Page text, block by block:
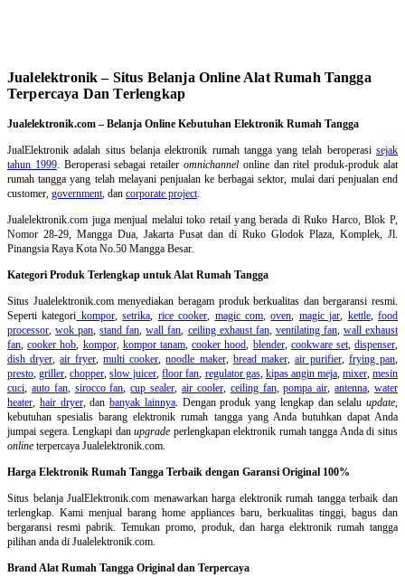
Jualelektronik – Situs Belanja Online Alat Rumah Tangga
Terpercaya Dan Terlengkap
Jualelektronik.com – Belanja Online Kebutuhan Elektronik Rumah Tangga
JualElektronik adalah situs belanja elektronik rumah tanggayang telah beroperasisejak
tahun 1999. Beroperasi sebagai retaileromnichannel online dan ritel produk-produk alat
rumah tangga yang telah melayani penjualan ke berbagai sektor, mulai dari penjualan end
customer, government , dan corporate project
Jualelektronik.com juga menjual melalui toko retail yang berada di Ruko Harco, Blok P,
Nomor 28-29, Mangga Dua, Jakarta Pusat dan di Ruko Glodok Plaza, Komplek, Jl.
Pinangsia Raya Kota No.50 Mangga Besar.
Kategori Produk Terlengkap untuk Alat Rumah Tangga
Situs Jualelektronik.com menyediakan beragam produk berkualitas dan bergaransi resmi.
Seperti kategori kompor,setrika rice cooker magic com,oven magic jar kettle,food
processor ,wok pan ,stand fan ,wall fan ceiling exhaust fan, ventilating fan, wall exhaust
fan ,cooker hob kompor, kompor tanam,cooker hood blender, cookware set,dispenser
dish dryer ,air fryer ,multi cooker ,noodle maker, bread maker, air purifier, frying pan
presto ,griller ,chopper ,slow juicer ,floor fan regulator gas, kipas angin meja, mixer,mesin
cuci auto fan, sirocco fan ,cup sealer ,air cooler, ceiling fan,pompa air ,antenna ,water
heater hair dryer, dan banyak lainnya. Dengan produk yang lengkap dan selalu update
kebutuhan spesialis barang elektronik rumah tangga yang Anda butuhkan dapat Anda
jumpai segera. Lengkapi danupgrade perlengkapan elektronik rumah tangga Anda di situs
online terpercaya Jualelektronik.com.
Harga Elektronik Rumah Tangga Terbaik dengan Garansi Original 100%
Situs belanjaJualElektronik.com menawarkan harga elektronik rumah tangga terbaik dan
terlengkap. Kami menjual barang home appliances baru, berkualitas tinggi, bagus dan
bergaransi resmi pabrik. Temukan promo, produk, dan harga elektronik rumah tangga
pilihan anda di Jualelektronik.com.
Brand Alat Rumah Tangga Original dan Terpercaya